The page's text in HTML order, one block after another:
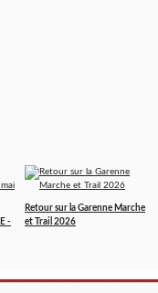
-
Retour sur la Garenne Marche
et Trail 2026